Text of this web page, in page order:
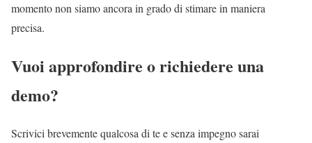
momento non siamo ancora in grado di stimare in maniera
precisa.
Vuoi approfondire o richiedere una
demo?
Scrivici brevemente qualcosa di te e senza impegno sarai